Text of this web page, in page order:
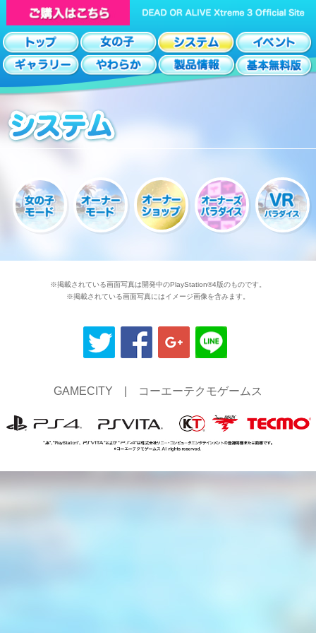
※掲載されている画面写真は開発中のPlayStation®4版のものです。
※掲載されている画面写真にはイメージ画像を含みます。
GAMECITY コーエーテクモゲームス